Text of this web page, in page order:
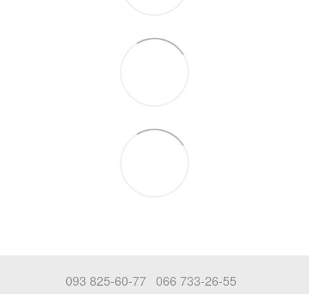
093 825-60-77 066 733-26-55